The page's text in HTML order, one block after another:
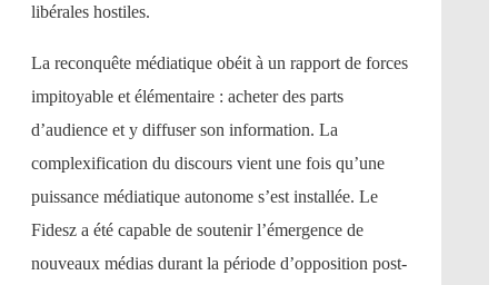
libérales hostiles.
La reconquête médiatique obéit à un rapport de forces
impitoyable et élémentaire : acheter des parts
d’audience et y diffuser son information. La
complexification du discours vient une fois qu’une
puissance médiatique autonome s’est installée. Le
Fidesz a été capable de soutenir l’émergence de
nouveaux médias durant la période d’opposition post-